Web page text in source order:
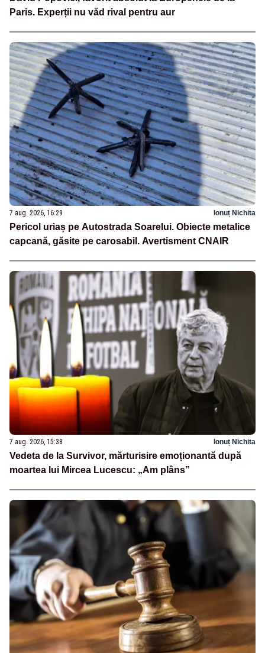
Paris. Experții nu văd rival pentru aur
7 aug. 2026, 16:29 Ionuț Nichita
Pericol uriaș pe Autostrada Soarelui. Obiecte metalice
capcană, găsite pe carosabil. Avertisment CNAIR
7 aug. 2026, 15:38 Ionuț Nichita
Vedeta de la Survivor, mărturisire emoționantă după
moartea lui Mircea Lucescu: „Am plâns”